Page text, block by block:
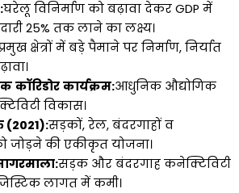
:घरेलू विनिर्माण को बढ़ावा देकर GDP में
25% तक लाने का लक्ष्य।
क्षेत्रों में बड़े पैमाने पर निर्माण, निर्यात
कॉरिडोर कार्यक्रम:आधुनिक औद्योगिक
विकास।
(2021):सड़कों, रेल, बंदरगाहों व
जोड़ने की एकीकृत योजना।
:सड़क और बंदरगाह कनेक्टिविटी
लागत में कमी।